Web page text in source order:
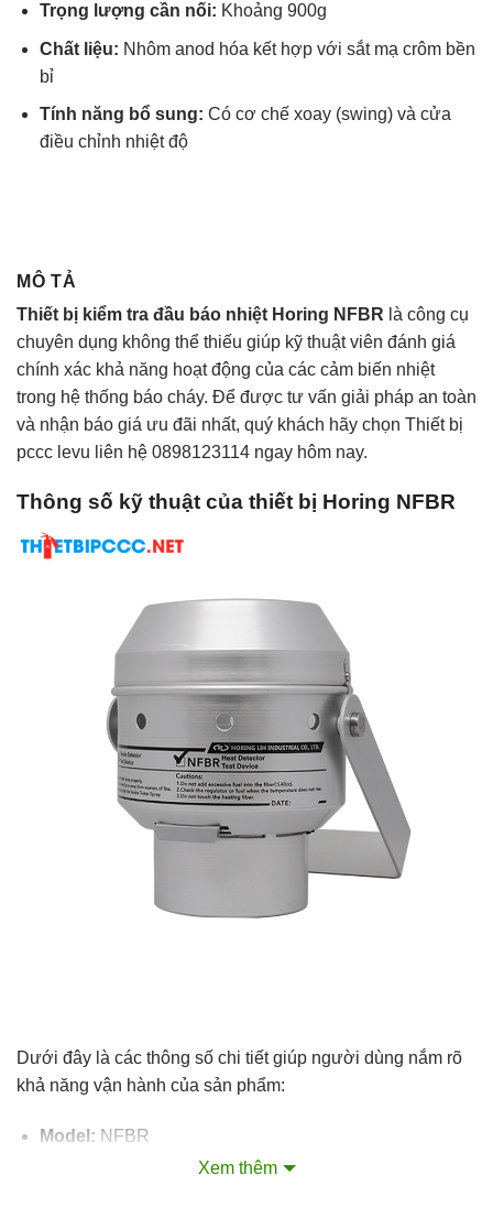
Trọng lượng cần nối: Khoảng 900g
Chất liệu: Nhôm anod hóa kết hợp với sắt mạ crôm bền
bỉ
Tính năng bổ sung: Có cơ chế xoay (swing) và cửa
điều chỉnh nhiệt độ
MÔ TẢ
Thiết bị kiểm tra đầu báo nhiệt Horing NFBR là công cụ
chuyên dụng không thể thiếu giúp kỹ thuật viên đánh giá
chính xác khả năng hoạt động của các cảm biến nhiệt
trong hệ thống báo cháy. Để được tư vấn giải pháp an toàn
và nhận báo giá ưu đãi nhất, quý khách hãy chọn Thiết bị
pccc levu liên hệ 0898123114 ngay hôm nay.
Thông số kỹ thuật của thiết bị Horing NFBR
Dưới đây là các thông số chi tiết giúp người dùng nắm rõ
khả năng vận hành của sản phẩm:
Model: NFBR
Horing Lih (Đài Loan)
Xem thêm